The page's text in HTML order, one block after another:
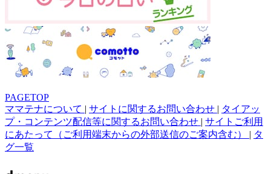
PAGETOP
ママテナについて | サイトに関するお問い合わせ | タイアッ
プ・コンテンツ配信等に関するお問い合わせ | サイトご利用
にあたって（ご利用端末からの外部送信のご案内含む） | タ
グ一覧